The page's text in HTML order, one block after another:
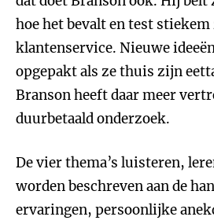
hoe het bevalt en test
klantenservice. Nieuwe
opgepakt als ze thuis zijn
Branson heeft daar meer
duurbetaald onderzoek.
De vier thema’s luisteren,
worden beschreven aan de
ervaringen, persoonlijke